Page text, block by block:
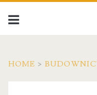
HOME >